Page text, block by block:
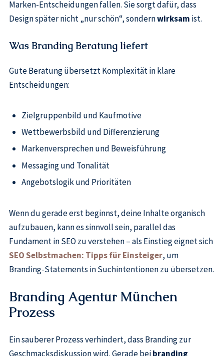
Marken-Entscheidungen fallen. Sie sorgt dafür, dass
Design später nicht „nur schön“, sondernwirksam ist.
Was Branding Beratung liefert
Gute Beratung übersetzt Komplexität in klare
Entscheidungen:
Zielgruppenbild und Kaufmotive
Wettbewerbsbild und Differenzierung
Markenversprechen und Beweisführung
Messaging und Tonalität
Angebotslogik und Prioritäten
Wenn du gerade erst beginnst, deine Inhalte organisch
aufzubauen, kann es sinnvoll sein, parallel das
Fundament in SEO zu verstehen – als Einstieg eignet sich
SEO Selbstmachen: Tipps für Einsteiger, um
Branding-Statements in Suchintentionen zu übersetzen.
Branding Agentur München
Prozess
Ein sauberer Prozess verhindert, dass Branding zur
Geschmacksdiskussion wird. Gerade beibranding